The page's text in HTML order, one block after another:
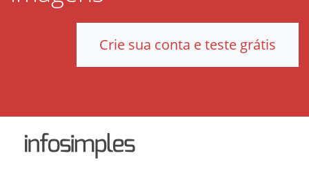
Crie sua conta e teste grátis